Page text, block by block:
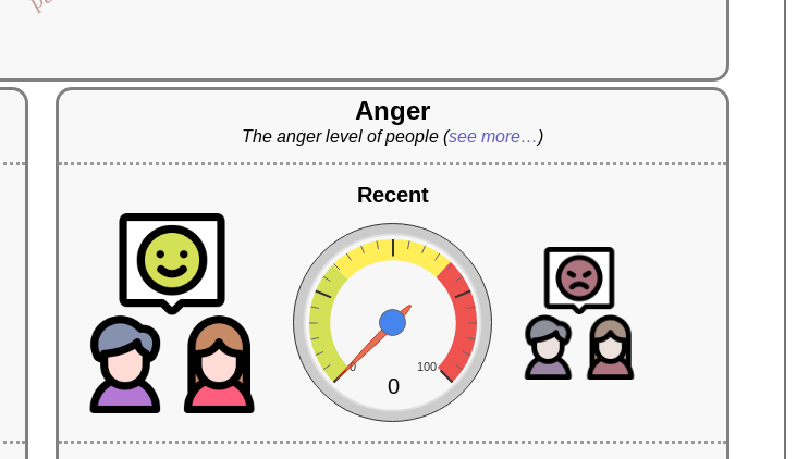
Anger
The anger level of people(see more…)
Recent
0 100
0